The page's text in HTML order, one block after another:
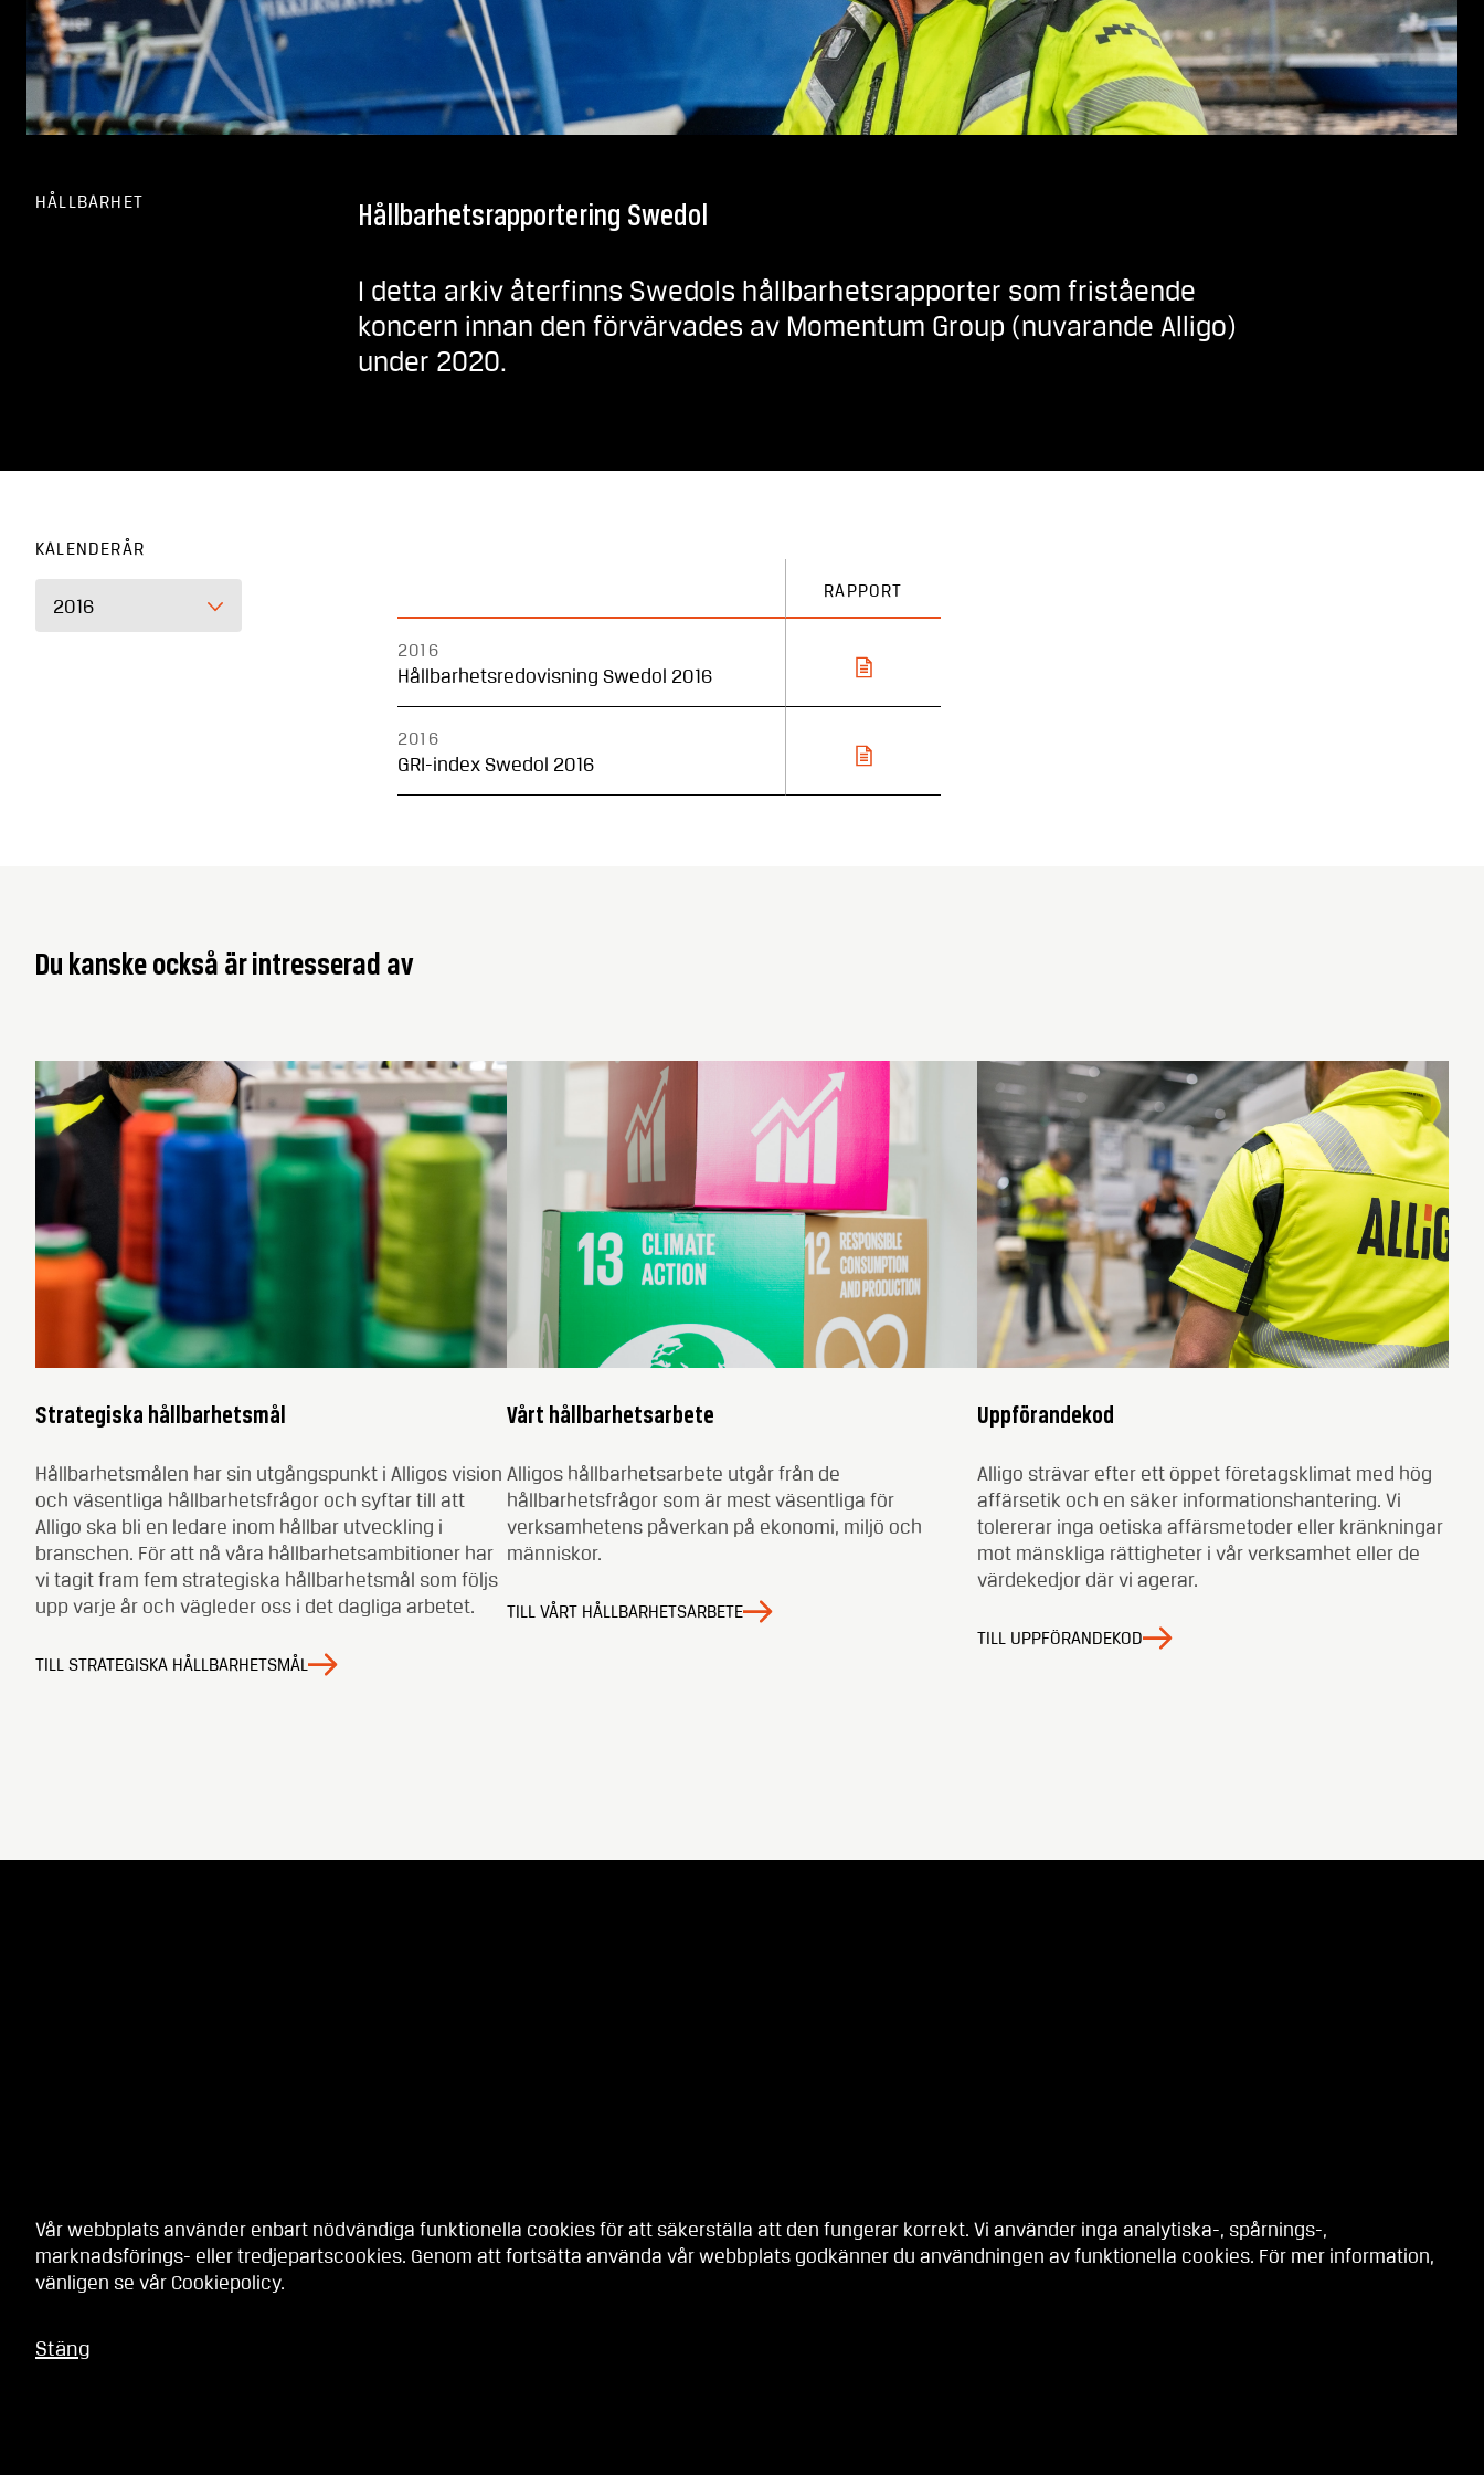
HÅLLBARHET Hållbarhetsrapportering Swedol
I detta arkiv återfinns Swedols hållbarhetsrapporter som fristående
koncern innan den förvärvades av Momentum Group (nuvarande Alligo)
under 2020.
KALENDERÅR
2016
RAPPORT
2016
Hållbarhetsredovisning Swedol 2016
2016
GRI-index Swedol 2016
Du kanske också är intresserad av
Strategiska hållbarhetsmål
Hållbarhetsmålen har sin utgångspunkt i Alligos vision
och väsentliga hållbarhetsfrågor och syftar till att
Alligo ska bli en ledare inom hållbar utveckling i
branschen. För att nå våra hållbarhetsambitioner har
vi tagit fram fem strategiska hållbarhetsmål som följs
upp varje år och vägleder oss i det dagliga arbetet.
TILL STRATEGISKA HÅLLBARHETSMÅL
Vårt hållbarhetsarbete
Alligos hållbarhetsarbete utgår från de
hållbarhetsfrågor som är mest väsentliga för
verksamhetens påverkan på ekonomi, miljö och
människor.
TILL VÅRT HÅLLBARHETSARBETE
Uppförandekod
Alligo strävar efter ett öppet företagsklimat med hög
affärsetik och en säker informationshantering. Vi
tolererar inga oetiska affärsmetoder eller kränkningar
mot mänskliga rättigheter i vår verksamhet eller de
värdekedjor där vi agerar.
TILL UPPFÖRANDEKOD
Vår webbplats använder enbart nödvändiga funktionella cookies för att säkerställa att den fungerar korrekt. Vi använder inga analytiska-, spårnings-,
marknadsförings- eller tredjepartscookies. Genom att fortsätta använda vår webbplats godkänner du användningen av funktionella cookies. För mer information,
vänligen se vår Cookiepolicy.
Stäng